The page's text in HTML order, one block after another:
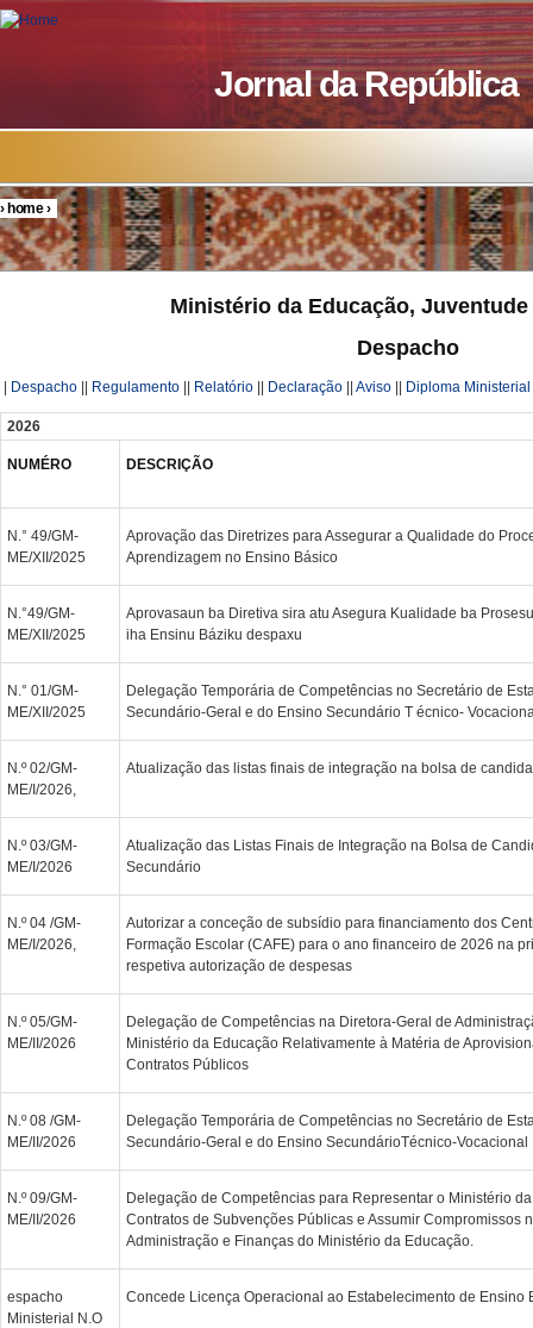
Skip to main content
Jornal da República
You are here
›home›
Ministério da Educação,
Despacho
| Despacho || Regulamento || Relatório || Declaração || Aviso || Diploma Ministerial
2026
NUMÉRO DESCRIÇÃO
N.° 49/GM-
ME/XII/2025
Aprovação das Diretrizes para Assegurar a Qualidade do
Aprendizagem no Ensino Básico
N.°49/GM-
ME/XII/2025
Aprovasaun ba Diretiva sira atu Asegura Kualidade ba
iha Ensinu Báziku despaxu
N.° 01/GM-
ME/XII/2025
Delegação Temporária de Competências no Secretário de
Secundário-Geral e do Ensino Secundário T écnico-
N.º 02/GM-
ME/I/2026,
Atualização das listas finais de integração na bolsa de
N.º 03/GM-
ME/I/2026
Atualização das Listas Finais de Integração na Bolsa de
Secundário
N.º 04 /GM-
ME/I/2026,
Autorizar a conceção de subsídio para financiamento dos
Formação Escolar (CAFE) para o ano financeiro de 2026 na
respetiva autorização de despesas
N.º 05/GM-
ME/II/2026
Delegação de Competências na Diretora-Geral de
Ministério da Educação Relativamente à Matéria de
Contratos Públicos
N.º 08 /GM-
ME/II/2026
Delegação Temporária de Competências no Secretário de
Secundário-Geral e do Ensino SecundárioTécnico-Vocacional
N.º 09/GM-
ME/II/2026
Delegação de Competências para Representar o Ministério
Contratos de Subvenções Públicas e Assumir Compromissos
Administração e Finanças do Ministério da Educação.
espacho
Ministerial N.O
Concede Licença Operacional ao Estabelecimento de Ensino